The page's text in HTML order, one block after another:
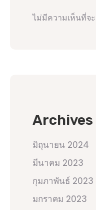
ไม่มีความเห็นที่จ
Archives
มิถุนายน 2024
มีนาคม 2023
กุมภาพันธ์ 2023
มกราคม 2023